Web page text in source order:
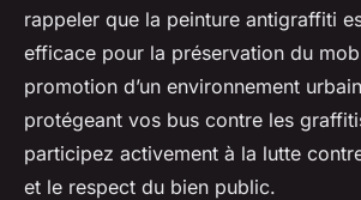
rappeler que la peinture antigraffiti
efficace pour la préservation du
promotion d’un environnement
protégeant vos bus contre les
participez activement à la lutte
et le respect du bien public.